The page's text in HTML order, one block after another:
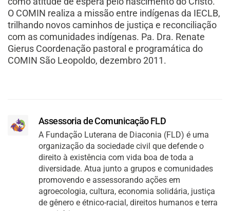
O COMIN realiza a missão entre indígenas da IECLB,
trilhando novos caminhos de justiça e reconciliação
com as comunidades indígenas. Pa. Dra. Renate
Gierus Coordenação pastoral e programática do
COMIN São Leopoldo, dezembro 2011.
Assessoria de Comunicação FLD
A Fundação Luterana de Diaconia (FLD) é uma
organização da sociedade civil que defende o
direito à existência com vida boa de toda a
diversidade. Atua junto a grupos e comunidades
promovendo e assessorando ações em
agroecologia, cultura, economia solidária, justiça
de gênero e étnico-racial, direitos humanos e terra